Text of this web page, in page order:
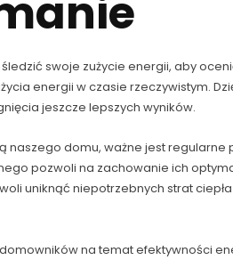
swoje zużycie energii, aby
energii w czasie rzeczywistym.
jeszcze lepszych wyników.
naszego domu, ważne jest regularne
pozwoli na zachowanie ich
uniknąć niepotrzebnych strat
na temat efektywności